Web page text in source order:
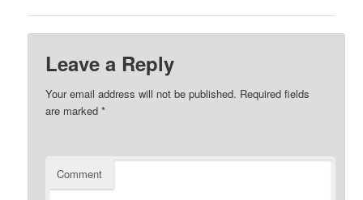
Leave a Reply
Your email address will not be published. Required fields
are marked*
Comment